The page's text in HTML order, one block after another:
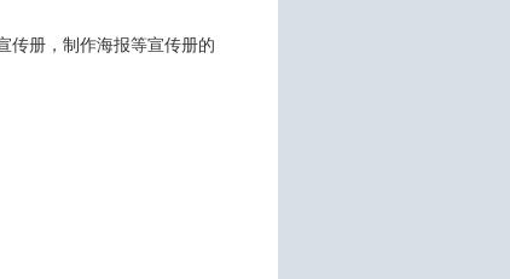
传册，制作海报等宣传册的